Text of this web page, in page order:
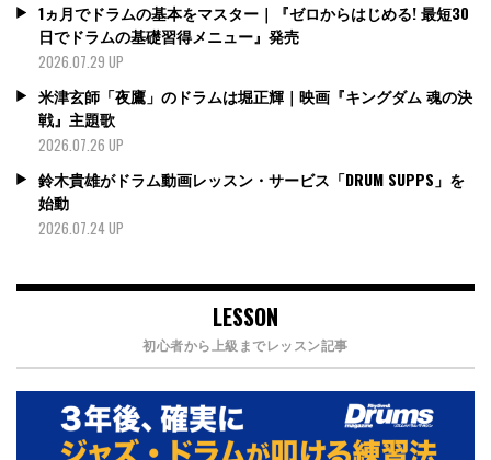
1ヵ月でドラムの基本をマスター｜『ゼロからはじめる! 最短30
日でドラムの基礎習得メニュー』発売
2026.07.29 UP
米津玄師「夜鷹」のドラムは堀正輝｜映画『キングダム 魂の決
戦』主題歌
2026.07.26 UP
鈴木貴雄がドラム動画レッスン・サービス「DRUM SUPPS」を
始動
2026.07.24 UP
LESSON
初心者から上級までレッスン記事